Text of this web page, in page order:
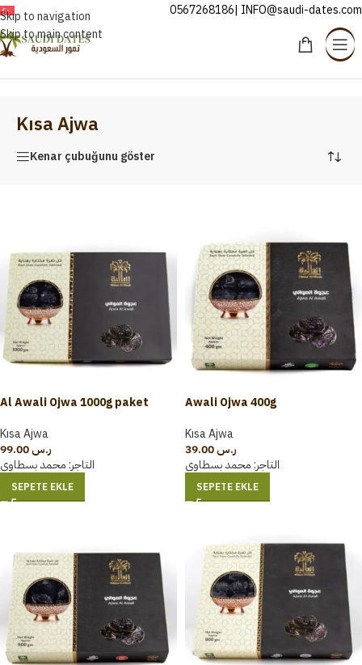
Skip to navigation
Skip to main content
TÜRKÇE 0567268186| INFO@saudi-dates.com
Ana Sayfa/Kısa Ajwa
Kısa Ajwa
Kenar çubuğunu göster
Al Awali Ojwa 1000g paket
Kısa Ajwa
ر.س
التاجر: محمد بسطاوي
SEPETE EKLE
Awali Ojwa 400g
Kısa Ajwa
ر.س
التاجر: محمد بسطاوي
SEPETE EKLE